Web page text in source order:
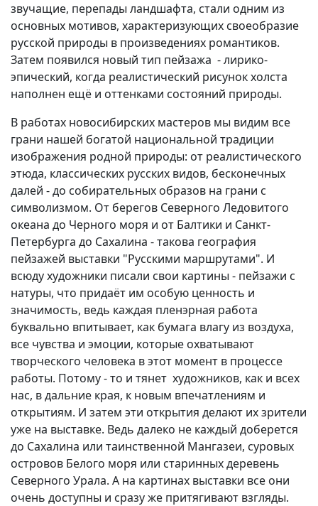
звучащие, перепады ландшафта, стали одним из
основных мотивов, характеризующих своеобразие
русской природы в произведениях романтиков.
Затем появился новый тип пейзажа - лирико-
эпический, когда реалистический рисунок холста
наполнен ещё и оттенками состояний природы.
В работах новосибирских мастеров мы видим все
грани нашей богатой национальной традиции
изображения родной природы: от реалистического
этюда, классических русских видов, бесконечных
далей - до собирательных образов на грани с
символизмом. От берегов Северного Ледовитого
океана до Черного моря и от Балтики и Санкт-
Петербурга до Сахалина - такова география
пейзажей выставки "Русскими маршрутами". И
всюду художники писали свои картины - пейзажи с
натуры, что придаёт им особую ценность и
значимость, ведь каждая пленэрная работа
буквально впитывает, как бумага влагу из воздуха,
все чувства и эмоции, которые охватывают
творческого человека в этот момент в процессе
работы. Потому - то и тянет художников, как и всех
нас, в дальние края, к новым впечатлениям и
открытиям. И затем эти открытия делают их зрители
уже на выставке. Ведь далеко не каждый доберется
до Сахалина или таинственной Мангазеи, суровых
островов Белого моря или старинных деревень
Северного Урала. А на картинах выставки все они
очень доступны и сразу же притягивают взгляды.